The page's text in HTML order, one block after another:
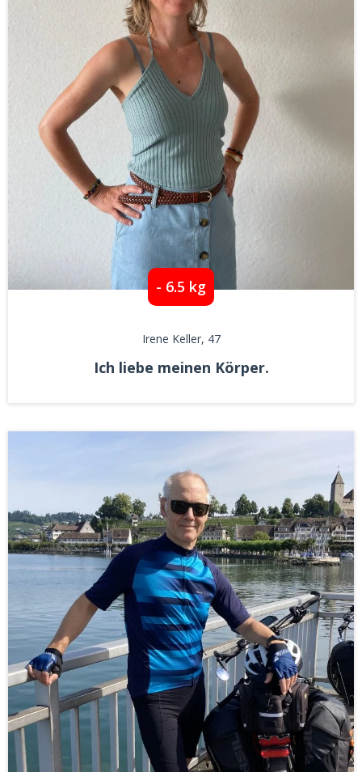
- 6.5 kg
Irene Keller, 47
Ich liebe meinen Körper.